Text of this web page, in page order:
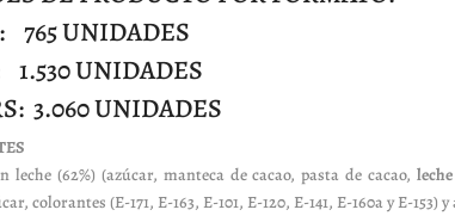
765 UNIDADES
1.530 UNIDADES
3.060 UNIDADES
leche (62%) (azúcar, manteca de cacao, pasta de cacao, leche
colorantes (E-171, E-163, E-101, E-120, E-141, E-160a y E-153)